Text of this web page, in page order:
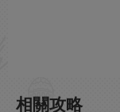
相關攻略